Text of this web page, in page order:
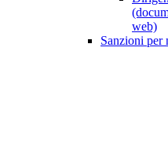
web)
Sanzioni per